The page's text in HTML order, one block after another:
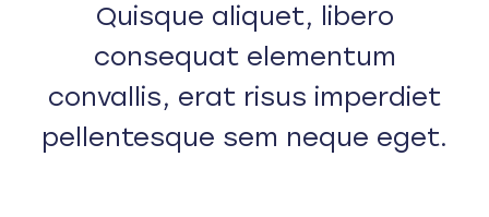
Quisque aliquet, libero
consequat elementum
convallis, erat risus imperdiet
pellentesque sem neque eget.